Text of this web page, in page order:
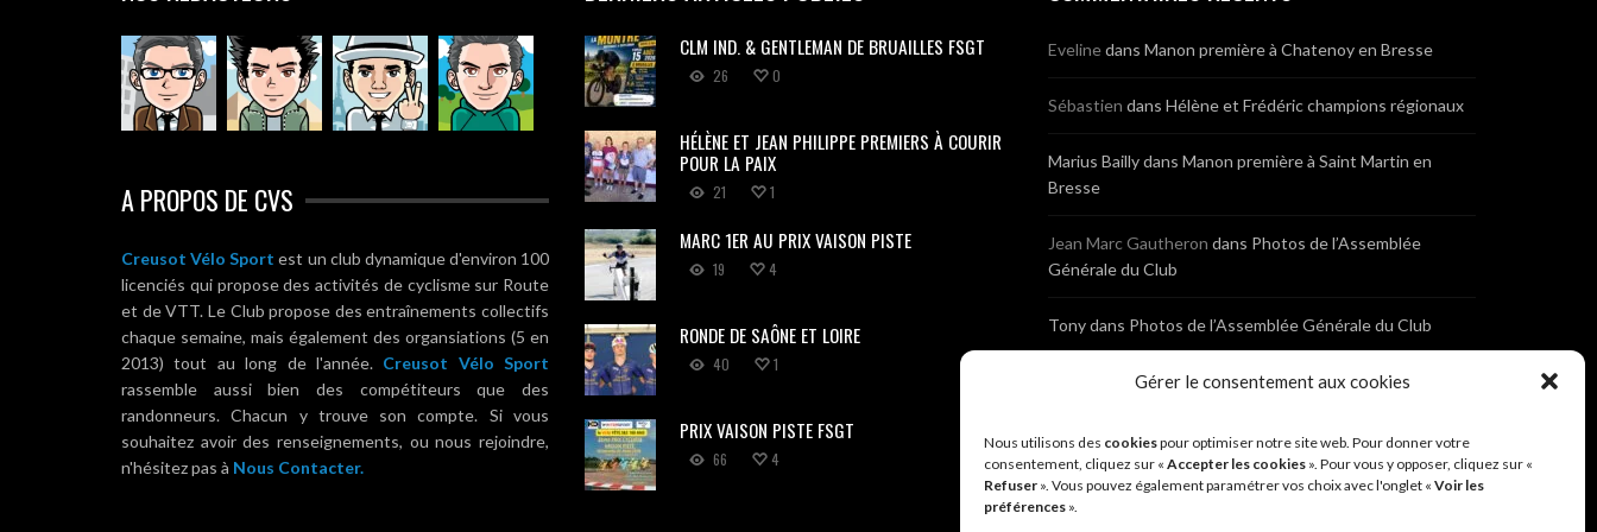
Gérer le consentement aux cookies
Nous utilisons des cookiespour optimiser notre site web. Pour donner votre
consentement, cliquez sur « Accepter les cookies ». Pour vous y opposer, cliquez sur «
Refuser ». Vous pouvez également paramétrer vos choix avec l'onglet « Voir les
préférences ».
A PROPOS DE CVS
Creusot Vélo Sport est un club dynamique d'environ 100
licenciés qui propose des activités de cyclisme sur Route
et de VTT. Le Club propose des entraînements collectifs
chaque semaine, mais également des organsiations (5 en
2013) tout au long de l'année. Creusot Vélo Sport
rassemble aussi bien des compétiteurs que des
randonneurs. Chacun y trouve son compte. Si vous
souhaitez avoir des renseignements, ou nous rejoindre,
n'hésitez pas à Nous Contacter.
CLM IND. & GENTLEMAN DE BRUAILLES FSGT
26 0
HÉLÈNE ET JEAN PHILIPPE PREMIERS À COURIR
POUR LA PAIX
21 1
MARC 1ER AU PRIX VAISON PISTE
19 4
RONDE DE SAÔNE ET LOIRE
40 1
PRIX VAISON PISTE FSGT
66 4
Evelinedans Manon première à Chatenoy en Bresse
Sébastien dans Hélène et Frédéric champions régionaux
Marius Baillydans Manon première à Saint Martin en
Bresse
Jean Marc Gautheron dans Photos de l’Assemblée
Générale du Club
Tonydans Photos de l’Assemblée Générale du Club
dansCyclocross de Brochon (21)
BreniauxdansCyclocross de Brochon (21)
AnonymedansDiététique Nutrition 71 – Cécile Guyon
Robert